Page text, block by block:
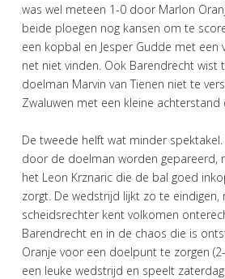
was wel meteen 1-0 door Marlon
beide ploegen nog kansen om te
een kopbal en Jesper Gudde met
net niet vinden. Ook Barendrecht wist
doelman Marvin van Tienen niet te
Zwaluwen met een kleine achterstand
De tweede helft wat minder
door de doelman worden gepareerd,
het Leon Krznaric die de bal goed
zorgt. De wedstrijd lijkt zo te eindigen,
scheidsrechter kent volkomen
Barendrecht en in de chaos die is
Oranje voor een doelpunt te zorgen
een leuke wedstrijd en speelt